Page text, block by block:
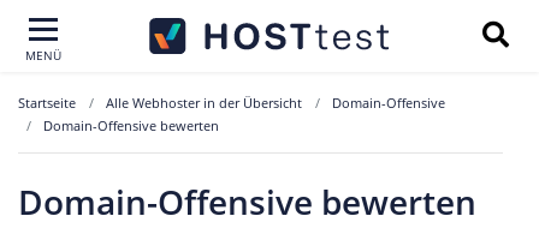
MENÜ
Startseite Alle Webhoster in der Übersicht
Domain-Offensive
Domain-Offensive bewerten
Domain-Offensive bewerten